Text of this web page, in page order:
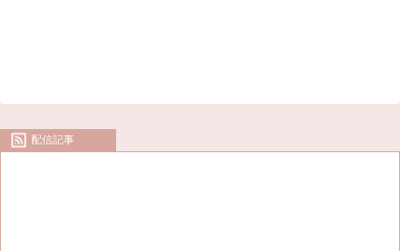
配信記事